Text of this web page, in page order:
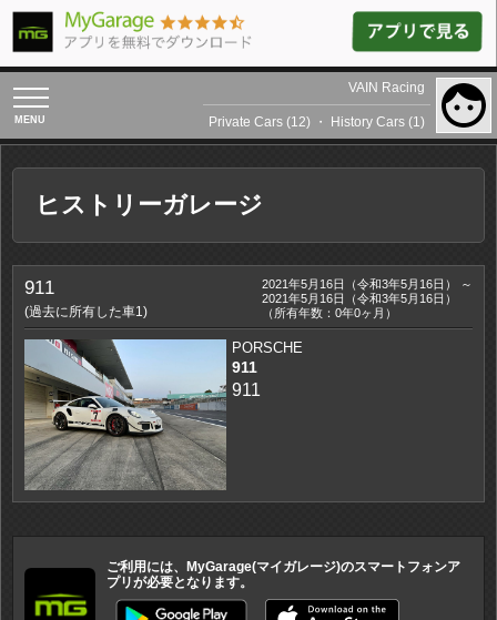
toggle
navigation
VAIN Racing
Private Cars (12) ・ History Cars (1)
ヒストリーガレージ
911
(過去に所有した車1)
2021年5月16日（令和3年5月16日） ～
2021年5月16日（令和3年5月16日）
（所有年数：0年0ヶ月）
PORSCHE
911
911
ご利用には、MyGarage(マイガレージ)のスマートフォンア
プリが必要となります。